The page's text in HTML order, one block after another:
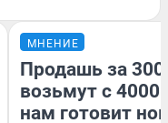
МНЕНИЕ
Продашь за
возьмут с
нам готовит